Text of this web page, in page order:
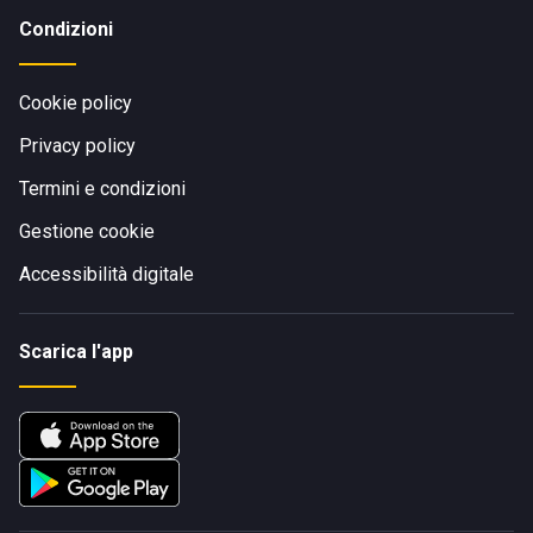
Condizioni
Cookie policy
Privacy policy
Termini e condizioni
Gestione cookie
Accessibilità digitale
Scarica l'app